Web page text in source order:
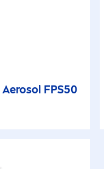
Aerosol FPS50